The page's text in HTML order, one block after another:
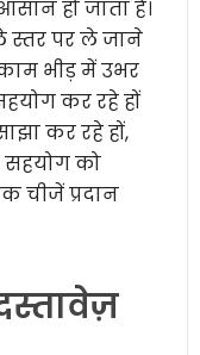
हो जाता है।
पर ले जाने
भीड़ में उभर
कर रहे हों
कर रहे हों,
को
चीजें प्रदान